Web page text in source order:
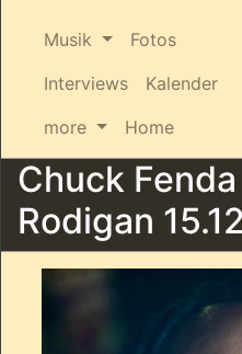
Musik
Fotos
Interviews
Kalender
more
Home
Chuck
Rodigan